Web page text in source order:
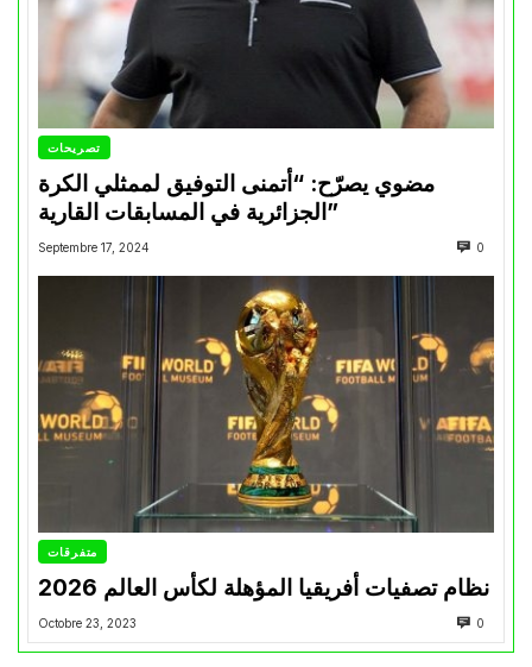
تصريحات
مضوي يصرّح: “أتمنى التوفيق لممثلي الكرة
الجزائرية في المسابقات القارية”
Septembre 17, 2024 0
متفرقات
نظام تصفيات أفريقيا المؤهلة لكأس العالم 2026
Octobre 23, 2023 0